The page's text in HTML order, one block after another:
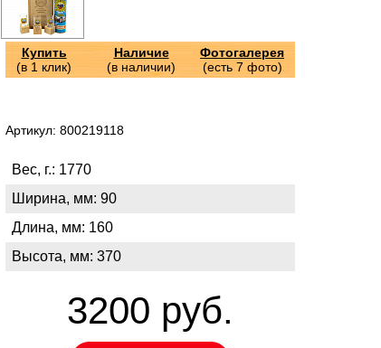
Купить
(в 1 клик)
Наличие
(в наличии)
Фотогалерея
(есть 7 фото)
Артикул: 800219118
Вес, г.: 1770
Ширина, мм: 90
Длина, мм: 160
Высота, мм: 370
3200 руб.